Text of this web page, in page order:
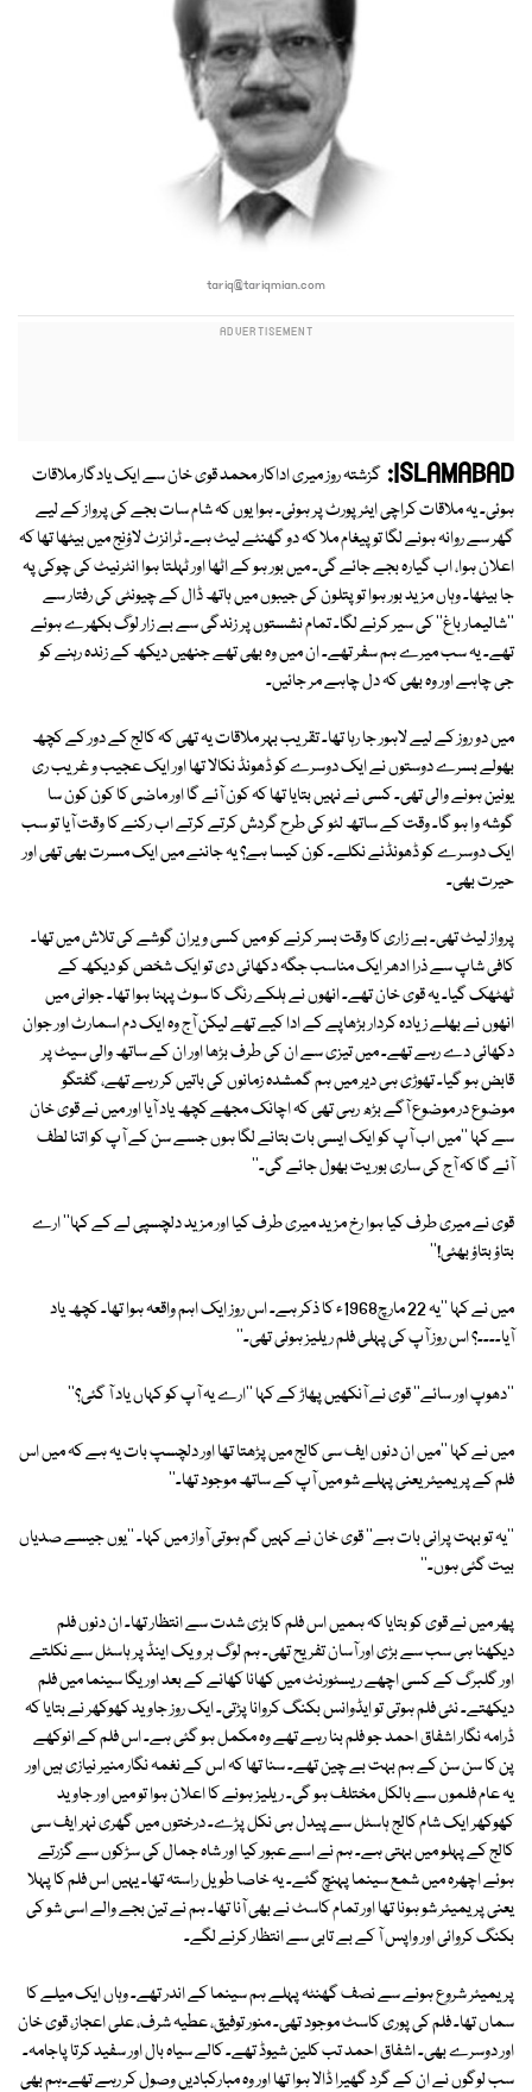
tariq@tariqmian.com
ISLAMABAD: گزشتہ روز میری اداکار محمد قوی خان سے ایک یادگار ملاقات
ہوئی۔ یہ ملاقات کراچی ایئرپورٹ پر ہوئی۔ ہوا یوں کہ شام سات بجے کی پرواز کے لیے
گھر سے روانہ ہونے لگا تو پیغام ملا کہ دو گھنٹے لیٹ ہے۔ ٹرانزٹ لاؤنج میں بیٹھا تھا کہ
اعلان ہوا، اب گیارہ بجے جائے گی۔ میں بور ہو کے اٹھا اور ٹہلتا ہوا انٹرنیٹ کی چوکی پہ
جا بیٹھا۔ وہاں مزید بور ہوا تو پتلون کی جیبوں میں ہاتھ ڈال کے چیونٹی کی رفتار سے
''شالیمار باغ'' کی سیر کرنے لگا۔ تمام نشستوں پر زندگی سے بے زار لوگ بکھرے ہوئے
تھے۔ یہ سب میرے ہم سفر تھے۔ ان میں وہ بھی تھے جنھیں دیکھ کے زندہ رہنے کو
جی چاہے اور وہ بھی کہ دل چاہے مر جائیں۔
میں دو روز کے لیے لاہور جا رہا تھا۔ تقریب بہر ملاقات یہ تھی کہ کالج کے دور کے کچھ
بھولے بسرے دوستوں نے ایک دوسرے کو ڈھونڈ نکالا تھا اور ایک عجیب و غریب ری
یونین ہونے والی تھی۔ کسی نے نہیں بتایا تھا کہ کون آئے گا اور ماضی کا کون کون سا
گوشہ وا ہو گا۔ وقت کے ساتھ لٹو کی طرح گردش کرتے کرتے اب رکنے کا وقت آیا تو سب
ایک دوسرے کو ڈھونڈنے نکلے۔ کون کیسا ہے؟ یہ جاننے میں ایک مسرت بھی تھی اور
حیرت بھی۔
پرواز لیٹ تھی۔ بے زاری کا وقت بسر کرنے کو میں کسی ویران گوشے کی تلاش میں تھا۔
کافی شاپ سے ذرا ادھر ایک مناسب جگہ دکھائی دی تو ایک شخص کو دیکھ کے
ٹھٹھک گیا۔ یہ قوی خان تھے۔ انھوں نے ہلکے رنگ کا سوٹ پہنا ہوا تھا۔ جوانی میں
انھوں نے بھلے زیادہ کردار بڑھاپے کے ادا کیے تھے لیکن آج وہ ایک دم اسمارٹ اور جوان
دکھائی دے رہے تھے۔ میں تیزی سے ان کی طرف بڑھا اور ان کے ساتھ والی سیٹ پر
قابض ہو گیا۔ تھوڑی ہی دیر میں ہم گمشدہ زمانوں کی باتیں کر رہے تھے، گفتگو
موضوع در موضوع آگے بڑھ رہی تھی کہ اچانک مجھے کچھ یاد آیا اور میں نے قوی خان
سے کہا ''میں اب آپ کو ایک ایسی بات بتانے لگا ہوں جسے سن کے آپ کو اتنا لطف
آئے گا کہ آج کی ساری بوریت بھول جائے گی۔''
قوی نے میری طرف کیا ہوا رخ مزید میری طرف کیا اور مزید دلچسپی لے کے کہا'' ارے
بتاؤ بتاؤ بھئی!''
میں نے کہا ''یہ 22 مارچ1968ء کا ذکر ہے۔ اس روز ایک اہم واقعہ ہوا تھا۔ کچھ یاد
آیا۔۔۔۔؟ اس روز آپ کی پہلی فلم ریلیز ہوئی تھی۔''
''دھوپ اور سائے'' قوی نے آنکھیں پھاڑ کے کہا ''ارے یہ آپ کو کہاں یاد آ گئی؟''
میں نے کہا ''میں ان دنوں ایف سی کالج میں پڑھتا تھا اور دلچسپ بات یہ ہے کہ میں اس
فلم کے پریمیئر یعنی پہلے شو میں آپ کے ساتھ موجود تھا۔''
''یہ تو بہت پرانی بات ہے'' قوی خان نے کہیں گم ہوتی آواز میں کہا۔ ''یوں جیسے صدیاں
بیت گئی ہوں۔''
پھر میں نے قوی کو بتایا کہ ہمیں اس فلم کا بڑی شدت سے انتظار تھا۔ ان دنوں فلم
دیکھنا ہی سب سے بڑی اور آسان تفریح تھی۔ ہم لوگ ہر ویک اینڈ پر ہاسٹل سے نکلتے
اور گلبرگ کے کسی اچھے ریسٹورنٹ میں کھانا کھانے کے بعد اوریگا سینما میں فلم
دیکھتے۔ نئی فلم ہوتی تو ایڈوانس بکنگ کروانا پڑتی۔ ایک روز جاوید کھوکھر نے بتایا کہ
ڈرامہ نگار اشفاق احمد جو فلم بنا رہے تھے وہ مکمل ہو گئی ہے۔ اس فلم کے انوکھے
پن کا سن سن کے ہم بہت بے چین تھے۔ سنا تھا کہ اس کے نغمہ نگار منیر نیازی ہیں اور
یہ عام فلموں سے بالکل مختلف ہو گی۔ ریلیز ہونے کا اعلان ہوا تو میں اور جاوید
کھوکھر ایک شام کالج ہاسٹل سے پیدل ہی نکل پڑے۔ درختوں میں گھری نہر ایف سی
کالج کے پہلو میں بہتی ہے۔ ہم نے اسے عبور کیا اور شاہ جمال کی سڑکوں سے گزرتے
ہوئے اچھرہ میں شمع سینما پہنچ گئے۔ یہ خاصا طویل راستہ تھا۔ یہیں اس فلم کا پہلا
یعنی پریمیئر شو ہونا تھا اور تمام کاسٹ نے بھی آنا تھا۔ ہم نے تین بجے والے اسی شو کی
بکنگ کروائی اور واپس آ کے بے تابی سے انتظار کرنے لگے۔
پریمیئر شروع ہونے سے نصف گھنٹہ پہلے ہم سینما کے اندر تھے۔ وہاں ایک میلے کا
سماں تھا۔ فلم کی پوری کاسٹ موجود تھی۔ منور توفیق، عطیہ شرف، علی اعجاز، قوی خان
اور دوسرے بھی۔ اشفاق احمد تب کلین شیوڈ تھے۔ کالے سیاہ بال اور سفید کرتا پاجامہ۔
سب لوگوں نے ان کے گرد گھیرا ڈالا ہوا تھا اور وہ مبارکبادیں وصول کر رہے تھے۔ہم بھی